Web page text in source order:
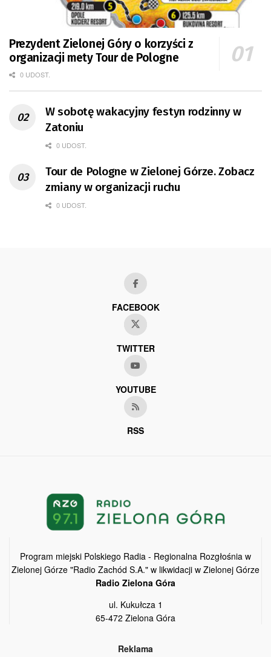
Prezydent Zielonej Góry o korzyści z
organizacji mety Tour de Pologne
0 UDOST.
W sobotę wakacyjny festyn rodzinny w
Zatoniu
0 UDOST.
Tour de Pologne w Zielonej Górze. Zobacz
zmiany w organizacji ruchu
0 UDOST.
FACEBOOK
TWITTER
YOUTUBE
RSS
Program miejski Polskiego Radia - Regionalna Rozgłośnia w
Zielonej Górze "Radio Zachód S.A." w likwidacji w Zielonej Górze
Radio Zielona Góra
ul. Kukułcza 1
65-472 Zielona Góra
Reklama